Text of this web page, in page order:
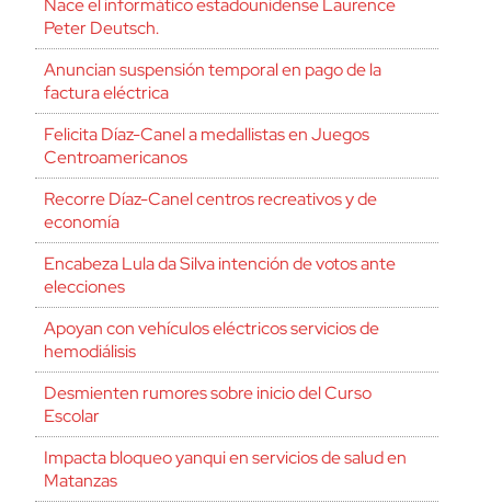
Peter Deutsch.
Anuncian suspensión temporal en pago de la
factura eléctrica
Felicita Díaz-Canel a medallistas en Juegos
Centroamericanos
Recorre Díaz-Canel centros recreativos y de
economía
Encabeza Lula da Silva intención de votos ante
elecciones
Apoyan con vehículos eléctricos servicios de
hemodiálisis
Desmienten rumores sobre inicio del Curso
Escolar
Impacta bloqueo yanqui en servicios de salud en
Matanzas